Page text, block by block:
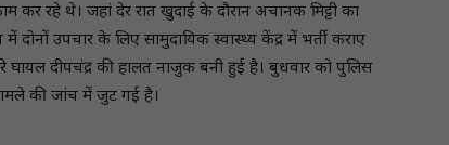
कर रहे थे। जहां देर रात खुदाई के दौरान अचानक मिट्टी का
उपचार के लिए सामुदायिक स्वास्थ्य केंद्र में भर्ती कराए
घायल दीपचंद्र की हालत नाजुक बनी हुई है। बुधवार को पुलिस
की जांच में जुट गई है।